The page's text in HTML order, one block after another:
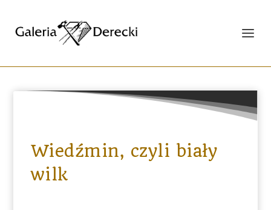
Wiedźmin, czyli biały
wilk